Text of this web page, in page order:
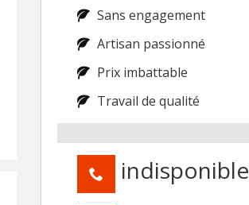
Sans engagement
Artisan passionné
Prix imbattable
Travail de qualité
indisponible